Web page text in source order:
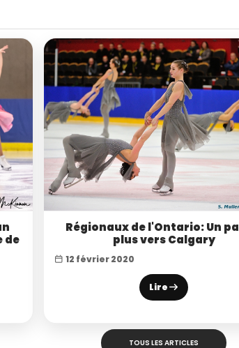
de
Régionaux de l'Ontario: Un
plus vers Calgary
12 février 2020
Lire
TOUS LES ARTICLES